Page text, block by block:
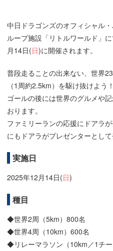
中日ドラゴンズのオフィシャル
ループ施設「リトルワールド」
月14日(日)に開催されます。
普段走ることの出来ない、世界
（1周約2.5km）を駆け抜けよう！
ゴールの後には世界のグルメや
おります。
ファミリーランの応援にドアラ
にもドアラがプレゼンターとして
実施日
2025年12月14日(日)
種目
◆世界2周（5km）800名
◆世界4周（10km）600名
◆リレーマラソン（10km／1チ